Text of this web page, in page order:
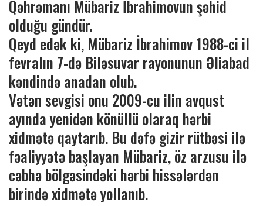
Qəhrəmanı Mübariz İbrahimovun şəhid
olduğu gündür.
Qeyd edək ki, Mübariz İbrahimov 1988-ci il
fevralın 7-də Biləsuvar rayonunun Əliabad
kəndində anadan olub.
Vətən sevgisi onu 2009-cu ilin avqust
ayında yenidən könüllü olaraq hərbi
xidmətə qaytarıb. Bu dəfə gizir rütbəsi ilə
fəaliyyətə başlayan Mübariz, öz arzusu ilə
cəbhə bölgəsindəki hərbi hissələrdən
birində xidmətə yollanıb.